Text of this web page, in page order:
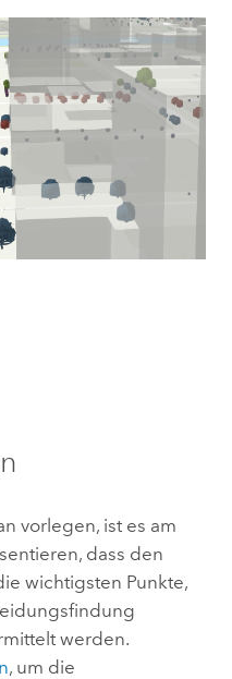
vorlegen, ist es am
dass den
wichtigsten Punkte,
werden.
, um die